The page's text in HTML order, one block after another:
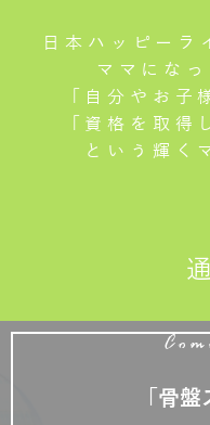
日本ハッピーラ
ママにな
「自分やお子
「資格を取得
という輝く
「骨